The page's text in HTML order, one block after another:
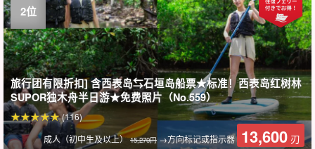
旅行团有限折扣] 含西表岛⇆石垣岛船票★标准！西表岛红树林
SUPOR独木舟半日游★免费照片（No.559）
成人（初中生及以上）15,270円→方向标记或指示器 13,600 刃
(116)